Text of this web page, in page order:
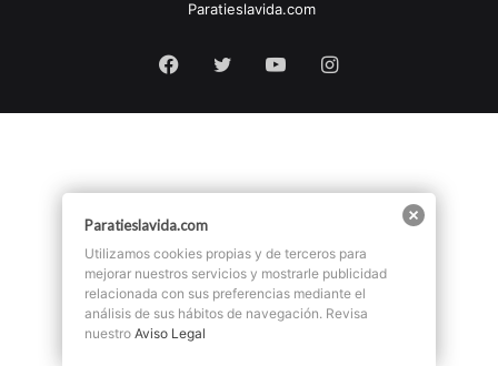
Paratieslavida.com
Facebook
Twitter YouTubeInstagram
Paratieslavida.com
Utilizamos cookies propias y de terceros para
mejorar nuestros servicios y mostrarle publicidad
relacionada con sus preferencias mediante el
análisis de sus hábitos de navegación. Revisa
nuestro Aviso Legal